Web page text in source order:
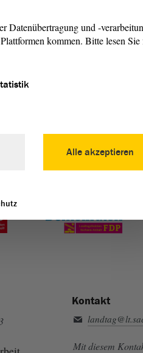
Kontakt
Mit diesem
Datenübertragung und -
kommen. Bitte lesen
Alle akzeptieren